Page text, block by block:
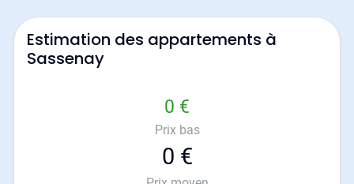
Estimation des appartements à
Sassenay
0 €
Prix bas
0 €